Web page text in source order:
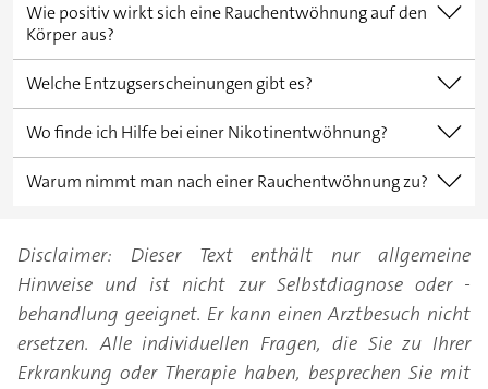
Wie positiv wirkt sich eine Rauchentwöhnung auf den
Körper aus?
- Puls und Blutdruck sinken
- Sauerstoffsättigung im Blut steigt
- Herzinfarktrisiko sinkt ein bisschen
- Geruchs- und Geschmackssinn werden deutlich
besser
- Lunge beginnt mit der Reinigung
- Kreislauf stabilisiert sich
- Wundheilung und allgemeines Hautbild
verbessern sich
Welche Entzugserscheinungen gibt es?
- Gereiztheit bis hin zu Aggressivität
- Launenhaftigkeit
- Kopfschmerzen
- Zittern
- Konzentrationsstörungen
- Unaufmerksamkeit
- Gesteigerter Appetit
Wo finde ich Hilfe bei einer Nikotinentwöhnung?
Um trotz der Versuchung rauchfrei zu bleiben,
können Sie Unterstützung bei
lassen oder es mit Hypnoseprobieren.
Warum nimmt man nach einer Rauchentwöhnung zu?
und Fette schneller verarbeitet; der
Kalorienverbrauch ist bei Rauchern höher als bei
Nichtrauchern. Essen Betroffene nach dem
Nikotinentzug immer noch genauso viel wie vorher,
obwohl sie weniger verbrauchen, nehmen sie
Disclaimer: Dieser Text enthält nur allgemeine
Hinweise und ist nicht zur Selbstdiagnose oder -
behandlung geeignet. Er kann einen Arztbesuch nicht
ersetzen. Alle individuellen Fragen, die Sie zu Ihrer
Erkrankung oder Therapie haben, besprechen Sie mit